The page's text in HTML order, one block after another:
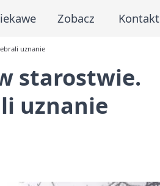
Zobacz Kontakt
uznanie
starostwie.
uznanie